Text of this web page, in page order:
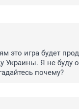
это игра будет
Украины. Я не буду
почему?